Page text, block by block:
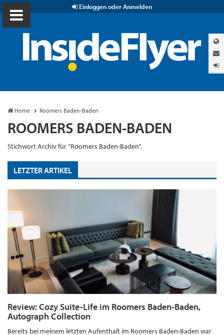
Einloggen oder Anmelden
Home Roomers Baden-Baden
ROOMERS BADEN-BADEN
Stichwort Archiv für "Roomers Baden-Baden".
LETZTER ARTIKEL
Review: Cozy Suite-Life im Roomers Baden-Baden,
Autograph Collection
Bereits bei meinem letzten Aufenthalt im Roomers Baden-Baden war